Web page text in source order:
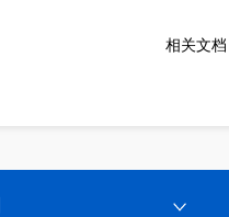
相关文档